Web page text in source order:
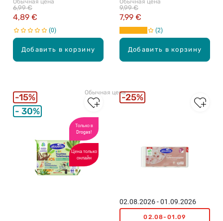
Добавить в корзину
рулона (3 слоя)
Обычная цена
4,89 €
6,99 €
0
Добавить в корзину
рулонов
Обычная цена
7,99 €
9,99 €
2
Только в
Drogas!
Цена только
онлайн
Обычная цена
15%
30%
02.08.2026 - 01.09.2026
02.08-01.09
25%